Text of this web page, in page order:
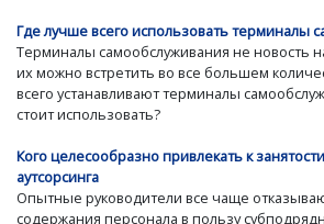
Где лучше всего использовать терминалы
Терминалы самообслуживания не новость
их можно встретить во все большем
всего устанавливают терминалы
стоит использовать?
Кого целесообразно привлекать к
аутсорсинга
Опытные руководители все чаще
содержания персонала в пользу